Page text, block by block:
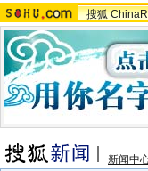
搜狐
新闻中